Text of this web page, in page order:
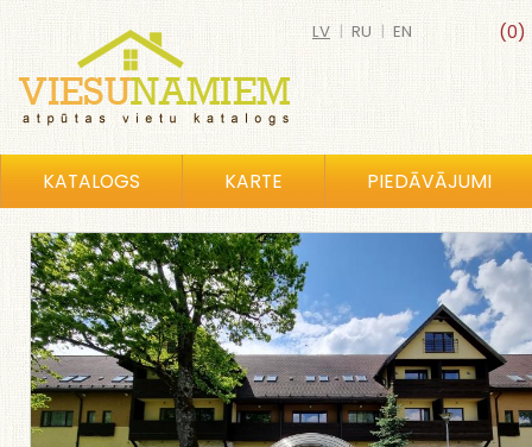
(0)
LV | RU | EN
KATALOGS KARTE PIEDĀVĀJUMI